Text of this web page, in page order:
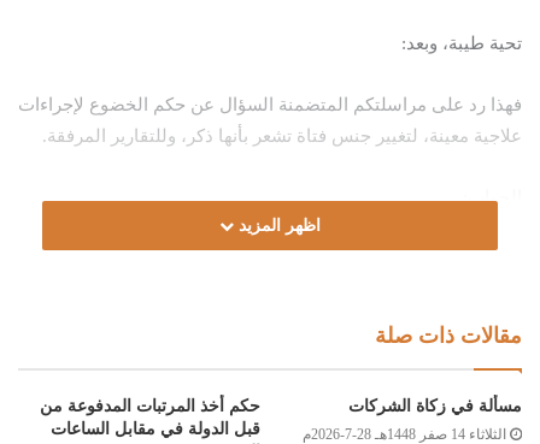
تحية طيبة، وبعد:
فهذا رد على مراسلتكم المتضمنة السؤال عن حكم الخضوع لإجراءات
علاجية معينة، لتغيير جنس فتاة تشعر بأنها ذكر، وللتقارير المرفقة.
الجواب:
فالأصلُ تحريمُ كلّ ما فيه تغييرٌ لخلقِ الله تعالى؛ لأنّه من عملِ
اظهر المزيد
مقالات ذات صلة
مسألة في زكاة الشركات
الثلاثاء 14 صفر 1448هـ 28-7-2026م
حكم أخذ المرتبات المدفوعة من
قبل الدولة في مقابل الساعات